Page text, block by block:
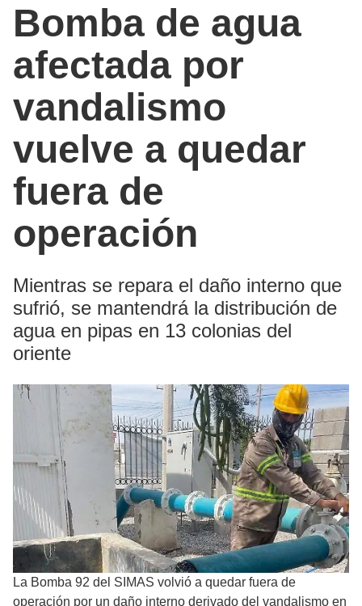
Bomba de agua
afectada por
vandalismo
vuelve a quedar
fuera de
operación
Mientras se repara el daño interno que
sufrió, se mantendrá la distribución de
agua en pipas en 13 colonias del
oriente
La Bomba 92 del SIMAS volvió a quedar fuera de
operación por un daño interno derivado del vandalismo en